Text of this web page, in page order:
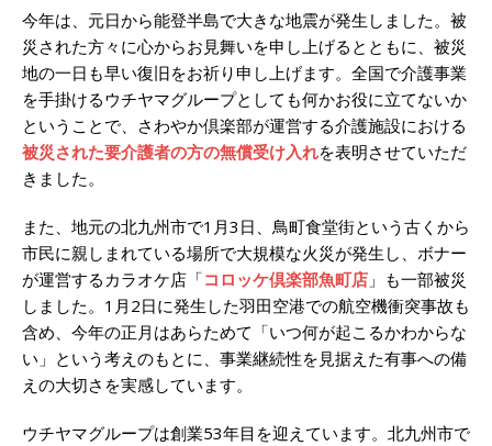
今年は、元日から能登半島で大きな地震が発生しました。被
災された方々に心からお見舞いを申し上げるとともに、被災
地の一日も早い復旧をお祈り申し上げます。全国で介護事業
を手掛けるウチヤマグループとしても何かお役に立てないか
ということで、さわやか倶楽部が運営する介護施設における
被災された要介護者の方の無償受け入れを表明させていただ
きました。
また、地元の北九州市で1月3日、鳥町食堂街という古くから
市民に親しまれている場所で大規模な火災が発生し、ボナー
が運営するカラオケ店「コロッケ倶楽部魚町店 」も一部被災
しました。1月2日に発生した羽田空港での航空機衝突事故も
含め、今年の正月はあらためて「いつ何が起こるかわからな
い」という考えのもとに、事業継続性を見据えた有事への備
えの大切さを実感しています。
ウチヤマグループは創業53年目を迎えています。北九州市で